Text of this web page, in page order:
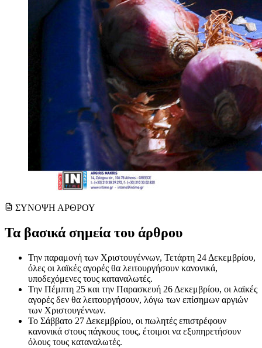
ΣΥΝΟΨΗ ΑΡΘΡΟΥ
Τα βασικά σημεία του άρθρου
Την παραμονή των Χριστουγέννων, Τετάρτη 24 Δεκεμβρίου,
όλες οι λαϊκές αγορές θα λειτουργήσουν κανονικά,
υποδεχόμενες τους καταναλωτές.
Την Πέμπτη 25 και την Παρασκευή 26 Δεκεμβρίου, οι λαϊκές
αγορές δεν θα λειτουργήσουν, λόγω των επίσημων αργιών
των Χριστουγέννων.
Το Σάββατο 27 Δεκεμβρίου, οι πωλητές επιστρέφουν
κανονικά στους πάγκους τους, έτοιμοι να εξυπηρετήσουν
όλους τους καταναλωτές.